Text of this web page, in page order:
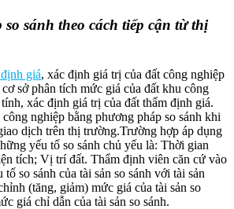
sánh theo cách tiếp cận từ thị
giá, xác định giá trị của đất công nghiệp
sở phân tích mức giá của đất khu công
xác định giá trị của đất thẩm định giá.
nghiệp bằng phương pháp so sánh khi
dịch trên thị trường.Trường hợp áp dụng
yếu tố so sánh chủ yếu là: Thời gian
tích; Vị trí đất. Thẩm định viên căn cứ vào
so sánh của tài sản so sánh với tài sản
(tăng, giảm) mức giá của tài sản so
giá chỉ dẫn của tài sản so sánh.